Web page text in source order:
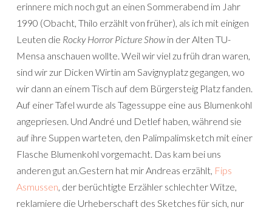
erinnere mich noch gut an einen Sommerabend im Jahr
1990 (Obacht, Thilo erzählt von früher), als ich mit einigen
Leuten die Rocky Horror Picture Show in der Alten TU-
Mensa anschauen wollte. Weil wir viel zu früh dran waren,
sind wir zur Dicken Wirtin am Savignyplatz gegangen, wo
wir dann an einem Tisch auf dem Bürgersteig Platz fanden.
Auf einer Tafel wurde als Tagessuppe eine aus Blumenkohl
angepriesen. Und André und Detlef haben, während sie
auf ihre Suppen warteten, den Palimpalimsketch mit einer
Flasche Blumenkohl vorgemacht. Das kam bei uns
anderen gut an.Gestern hat mir Andreas erzählt, Fips
Asmussen, der berüchtigte Erzähler schlechter Witze,
reklamiere die Urheberschaft des Sketches für sich, nur